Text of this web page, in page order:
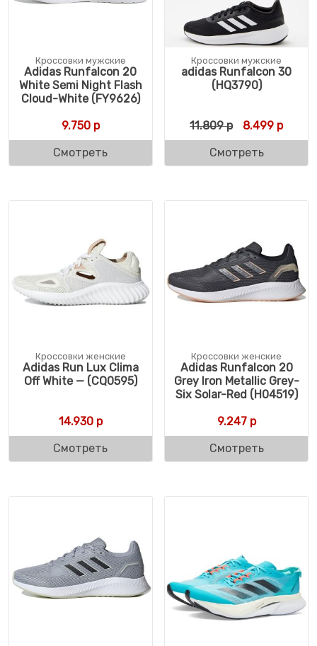
Кроссовки мужские
Adidas Runfalcon 20
White Semi Night Flash
Cloud-White (FY9626)
9.750р
Смотреть
Кроссовки мужские
adidas Runfalcon 30
(HQ3790)
11.809р 8.499 р
Смотреть
Кроссовки женские
Adidas Run Lux Clima
Off White — (CQ0595)
14.930р
Смотреть
Кроссовки женские
Adidas Runfalcon 20
Grey Iron Metallic Grey-
Six Solar-Red (H04519)
9.247р
Смотреть